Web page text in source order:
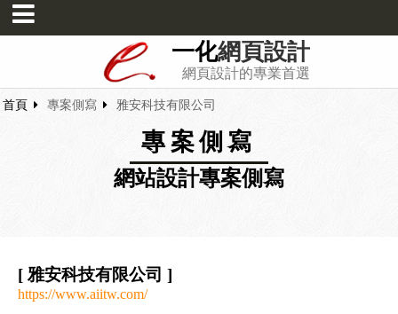
一化網頁設計
網頁設計的專業首選
首頁 專案側寫 雅安科技有限公司
專案側寫
網站設計專案側寫
[ 雅安科技有限公司 ]
https://www.aiitw.com/